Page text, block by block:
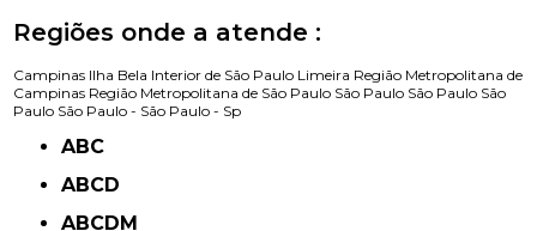
Regiões onde a atende :
Campinas Ilha Bela Interior de São Paulo Limeira Região Metropolitana de
Campinas Região Metropolitana de São Paulo São Paulo São Paulo São
Paulo São Paulo - São Paulo - Sp
ABC
ABCD
ABCDM